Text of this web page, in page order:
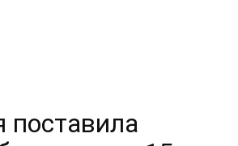
поставила